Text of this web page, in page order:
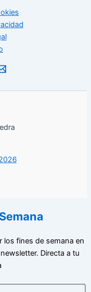
los fines de semana en
Directa a tu